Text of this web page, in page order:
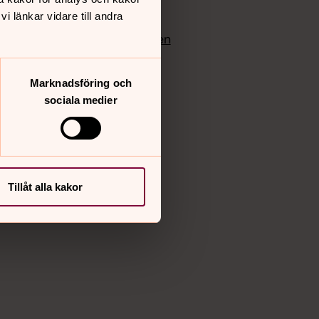
länkar vidare till andra
Marknadsföring och
sociala medier
Tillåt alla kakor
Instagram
Vimeo
Bloggportalen